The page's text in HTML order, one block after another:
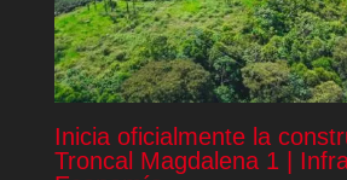
Inicia oficialmente la
Troncal Magdalena 1 |